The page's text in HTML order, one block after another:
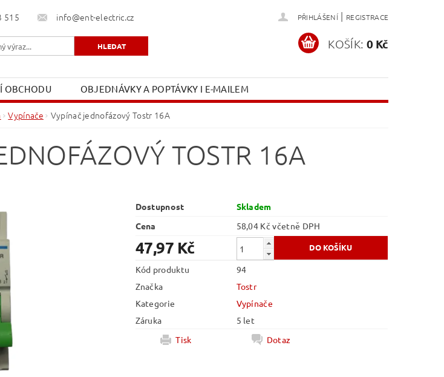
515 info@ent-electric.cz PŘIHLÁŠENÍ | REGISTRACE
KOŠÍK: 0 Kč
OBCHODU
OBJEDNÁVKY A POPTÁVKY I E-MAILEM
MOJE OBJEDNÁVKA
Vypínače Vypínač jednofázový Tostr 16A
TOSTR 16A
Dostupnost
Skladem
Cena
58,04 Kč včetně DPH
47,97 Kč
Kód produktu
94
Značka
Tostr
Kategorie
Vypínače
Záruka
5 let
Tisk
Dotaz